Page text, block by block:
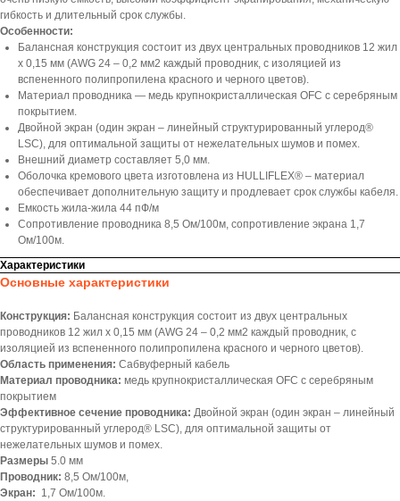
гибкость и длительный срок службы.
Особенности:
Балансная конструкция состоит из двух центральных проводников 12 жил
х 0,15 мм (AWG 24 – 0,2 мм2 каждый проводник, с изоляцией из
вспененного полипропилена красного и черного цветов).
Материал проводника — медь крупнокристаллическая OFC с серебряным
покрытием.
Двойной экран (один экран – линейный структурированный углерод®
LSC), для оптимальной защиты от нежелательных шумов и помех.
Внешний диаметр составляет 5,0 мм.
Оболочка кремового цвета изготовлена из HULLIFLEX® – материал
обеспечивает дополнительную защиту и продлевает срок службы кабеля.
Емкость жила-жила 44 пФ/м
Сопротивление проводника 8,5 Ом/100м, сопротивление экрана 1,7
Ом/100м.
Характеристики
Основные характеристики
Конструкция: Балансная конструкция состоит из двух центральных
проводников 12 жил х 0,15 мм (AWG 24 – 0,2 мм2 каждый проводник, с
изоляцией из вспененного полипропилена красного и черного цветов).
Область применения: Сабвуферный кабель
Материал проводника: медь крупнокристаллическая OFC с серебряным
покрытием
Эффективное сечение проводника: Двойной экран (один экран – линейный
структурированный углерод® LSC), для оптимальной защиты от
нежелательных шумов и помех.
Размеры 5.0 мм
Проводник: 8,5 Ом/100м,
Экран: 1,7 Ом/100м.